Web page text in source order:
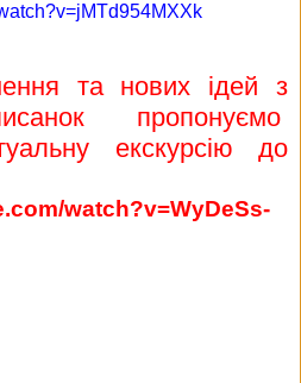
та нових ідей з
пропонуємо
екскурсію до
watch?v=WyDeSs-